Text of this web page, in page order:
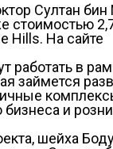
Султан
Hills. На сайте
работать в
займется
бизнеса и
шейха